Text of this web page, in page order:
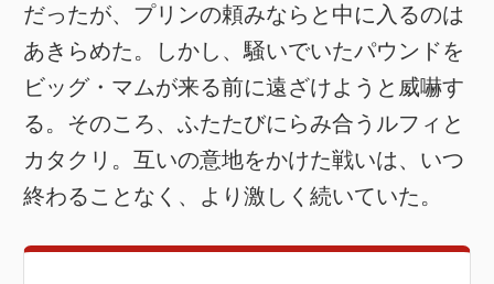
だったが、プリンの頼みならと中に入るのは
あきらめた。しかし、騒いでいたパウンドを
ビッグ・マムが来る前に遠ざけようと威嚇す
る。そのころ、ふたたびにらみ合うルフィと
カタクリ。互いの意地をかけた戦いは、いつ
終わることなく、より激しく続いていた。